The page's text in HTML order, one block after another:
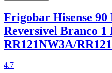
Frigobar Hisense
Reversível Branco 1
RR121NW3A/
4.7